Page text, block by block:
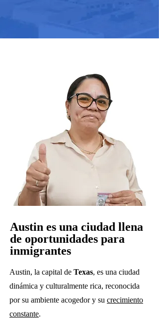
Austin es una ciudad llena
de oportunidades para
inmigrantes
Austin, la capital de Texas, es una ciudad
dinámica y culturalmente rica, reconocida
por su ambiente acogedor y su crecimiento
constante.